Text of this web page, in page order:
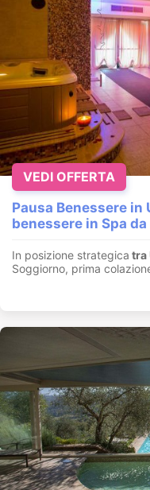
Pausa Benessere in
benessere in Spa
In posizione strategica tra
Soggiorno, prima
VEDI OFFERTA